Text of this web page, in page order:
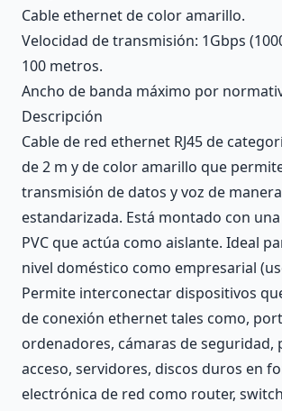
Cable ethernet de color amarillo.
Velocidad de transmisión: 1Gbps
100 metros.
Ancho de banda máximo por
Descripción
Cable de red ethernet RJ45 de
de 2 m y de color amarillo que
transmisión de datos y voz de manera
estandarizada. Está montado con
PVC que actúa como aislante. Ideal
nivel doméstico como empresarial
Permite interconectar dispositivos
de conexión ethernet tales como,
ordenadores, cámaras de seguridad,
acceso, servidores, discos duros en
electrónica de red como router,